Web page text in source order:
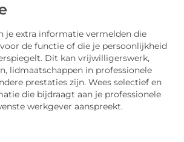
je extra informatie vermelden die
de functie of die je persoonlijkheid
Dit kan vrijwilligerswerk,
lidmaatschappen in professionele
prestaties zijn. Wees selectief en
die bijdraagt aan je professionele
werkgever aanspreekt.